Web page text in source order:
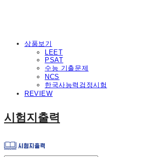
상품보기
LEET
PSAT
수능 기출문제
NCS
한국사능력검정시험
REVIEW
시험지출력